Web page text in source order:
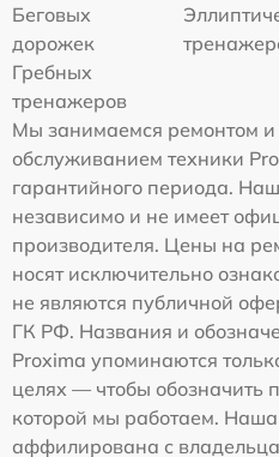
Беговых
дорожек
Гребных
тренажеров
Мы занимаемся ремонтом и
обслуживанием техники
гарантийного периода.
независимо и не имеет
производителя. Цены на
носят исключительно
не являются публичной
ГК РФ. Названия и
Proxima упоминаются
целях — чтобы обозначить
которой мы работаем.
аффилирована с